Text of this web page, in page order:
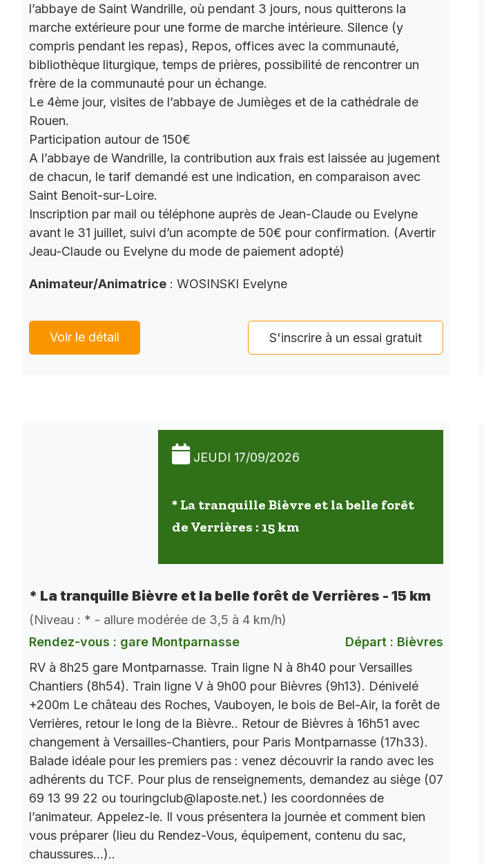
l’abbaye de Saint Wandrille, où pendant 3 jours, nous quitterons la
marche extérieure pour une forme de marche intérieure. Silence (y
compris pendant les repas), Repos, offices avec la communauté,
bibliothèque liturgique, temps de prières, possibilité de rencontrer un
frère de la communauté pour un échange.
Le 4ème jour, visites de l’abbaye de Jumièges et de la cathédrale de
Rouen.
Participation autour de 150€
A l’abbaye de Wandrille, la contribution aux frais est laissée au jugement
de chacun, le tarif demandé est une indication, en comparaison avec
Saint Benoit-sur-Loire.
Inscription par mail ou téléphone auprès de Jean-Claude ou Evelyne
avant le 31 juillet, suivi d’un acompte de 50€ pour confirmation. (Avertir
Jeau-Claude ou Evelyne du mode de paiement adopté)
Animateur/Animatrice : WOSINSKI Evelyne
Voir le détail S'inscrire à un essai gratuit
JEUDI 17/09/2026
* La tranquille Bièvre et la belle forêt
de Verrières : 15 km
* La tranquille Bièvre et la belle forêt de Verrières - 15 km
(Niveau : * - allure modérée de 3,5 à 4 km/h)
Rendez-vous : gare Montparnasse
Départ : Bièvres
RV à 8h25 gare Montparnasse. Train ligne N à 8h40 pour Versailles
Chantiers (8h54). Train ligne V à 9h00 pour Bièvres (9h13). Dénivelé
+200m Le château des Roches, Vauboyen, le bois de Bel-Air, la forêt de
Verrières, retour le long de la Bièvre.. Retour de Bièvres à 16h51 avec
changement à Versailles-Chantiers, pour Paris Montparnasse (17h33).
Balade idéale pour les premiers pas : venez découvrir la rando avec les
adhérents du TCF. Pour plus de renseignements, demandez au siège (07
69 13 99 22 ou touringclub@laposte.net.) les coordonnées de
l’animateur. Appelez-le. Il vous présentera la journée et comment bien
vous préparer (lieu du Rendez-Vous, équipement, contenu du sac,
chaussures…)..